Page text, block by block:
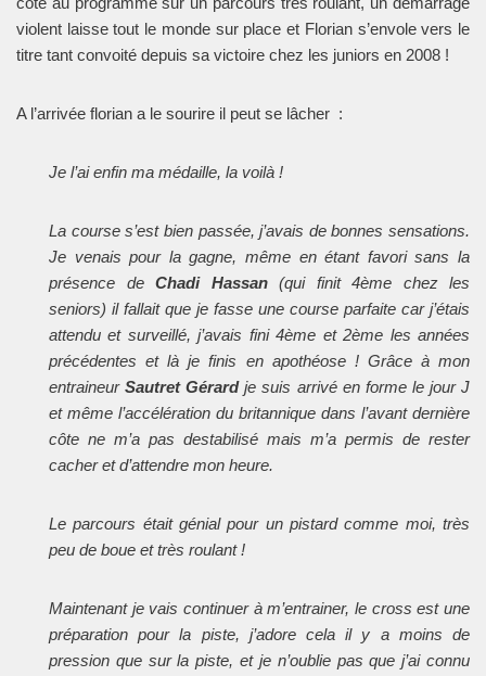
violent laisse tout le monde sur place et Florian s’envole vers le
titre tant convoité depuis sa victoire chez les juniors en 2008 !
A l’arrivée florian a le sourire il peut se lâcher :
Je l’ai enfin ma médaille, la voilà !
La course s’est bien passée, j’avais de bonnes sensations.
Je venais pour la gagne, même en étant favori sans la
présence de Chadi Hassan(qui finit 4ème chez les
seniors) il fallait que je fasse une course parfaite car j’étais
attendu et surveillé, j’avais fini 4ème et 2ème les années
précédentes et là je finis en apothéose ! Grâce à mon
entraineurSautret Gérardje suis arrivé en forme le jour J
et même l’accélération du britannique dans l’avant dernière
côte ne m’a pas destabilisé mais m’a permis de rester
cacher et d’attendre mon heure.
Le parcours était génial pour un pistard comme moi, très
peu de boue et très roulant !
Maintenant je vais continuer à m’entrainer, le cross est une
préparation pour la piste, j’adore cela il y a moins de
pression que sur la piste, et je n’oublie pas que j’ai connu